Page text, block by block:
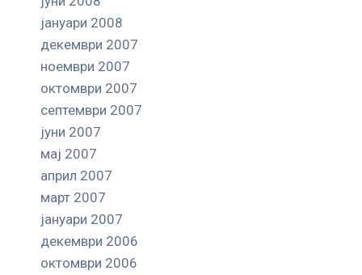
јануари 2008
декември 2007
ноември 2007
октомври 2007
септември 2007
јуни 2007
мај 2007
април 2007
март 2007
јануари 2007
декември 2006
октомври 2006